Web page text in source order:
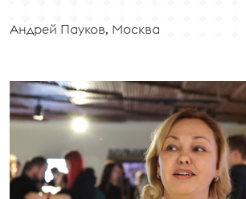
Андрей Пауков, Москва